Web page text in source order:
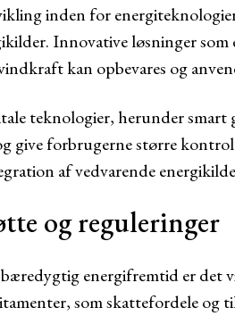
inden for
Innovative løsninger
kan opbevares og
teknologier, herunder
give forbrugerne større
af vedvarende
og reguleringer
energifremtid er det
som skattefordele og